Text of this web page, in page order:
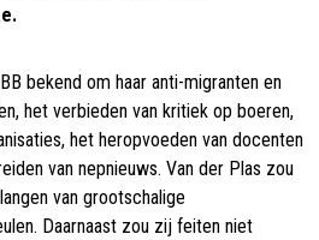
bekend om haar anti-migranten en
het verbieden van kritiek op boeren,
het heropvoeden van docenten
van nepnieuws. Van der Plas zou
van grootschalige
Daarnaast zou zij feiten niet